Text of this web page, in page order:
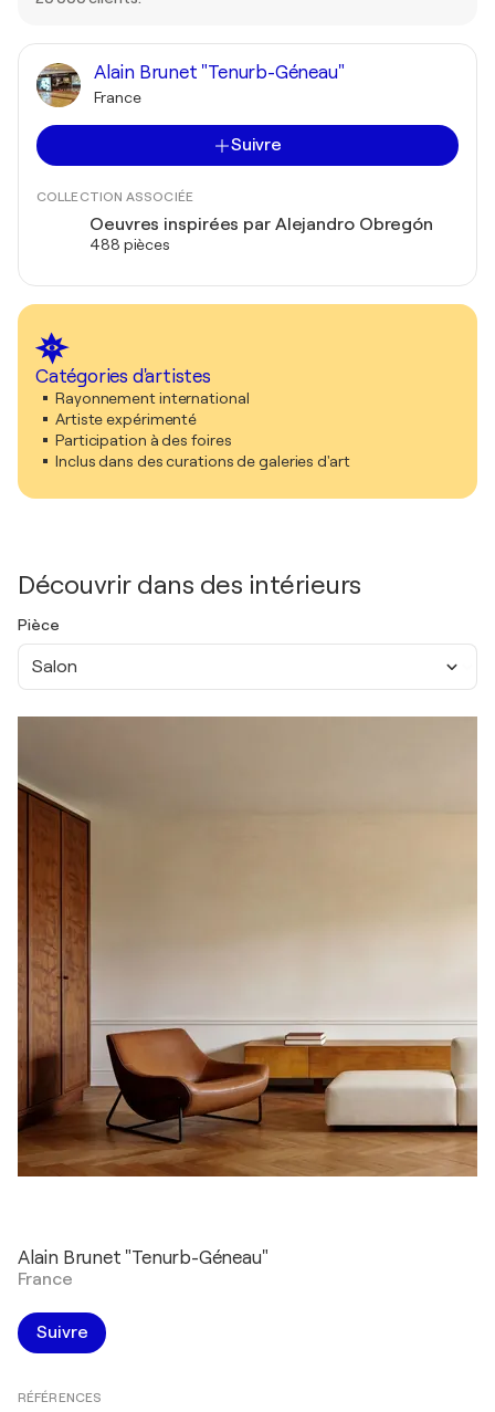
Alain Brunet "Tenurb-Géneau"
France
Suivre
COLLECTION ASSOCIÉE
Oeuvres inspirées par Alejandro Obregón
488 pièces
Catégories d'artistes
Rayonnement international
Artiste expérimenté
Participation à des foires
Inclus dans des curations de galeries d'art
Découvrir dans des intérieurs
Pièce
Salon
Alain Brunet "Tenurb-Géneau"
France
Suivre
RÉFÉRENCES